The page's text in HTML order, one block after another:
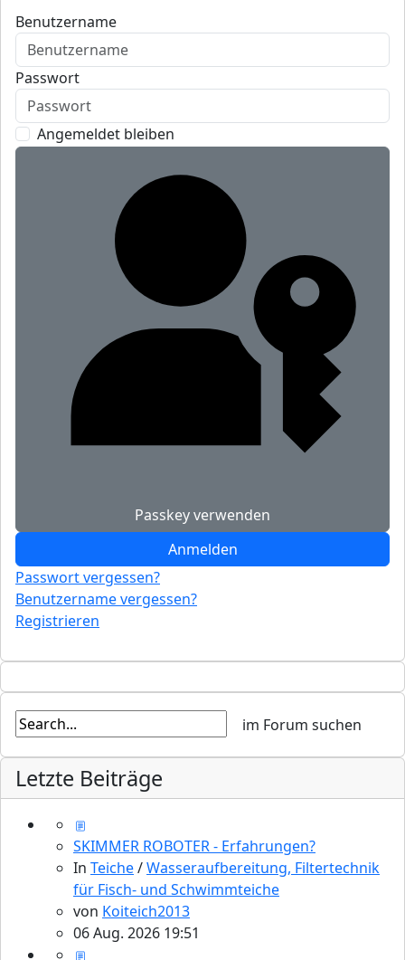
Benutzername
Passwort
Angemeldet bleiben
Passkey verwenden
Anmelden
Passwort vergessen?
Benutzername vergessen?
Registrieren
Letzte Beiträge
SKIMMER ROBOTER - Erfahrungen?
In Teiche/Wasseraufbereitung, Filtertechnik
für Fisch- und Schwimmteiche
von Koiteich2013
06 Aug. 2026 19:51